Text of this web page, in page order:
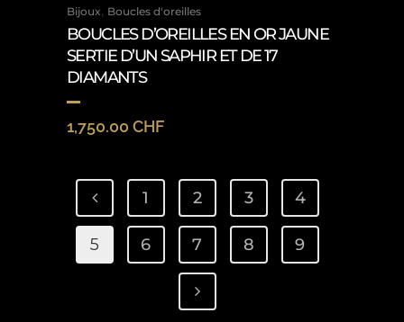
Bijoux, Boucles d'oreilles
BOUCLES D’OREILLES EN OR JAUNE
SERTIE D’UN SAPHIR ET DE 17
DIAMANTS
1,750.00 CHF
1 2 3 4
5 6 7 8 9